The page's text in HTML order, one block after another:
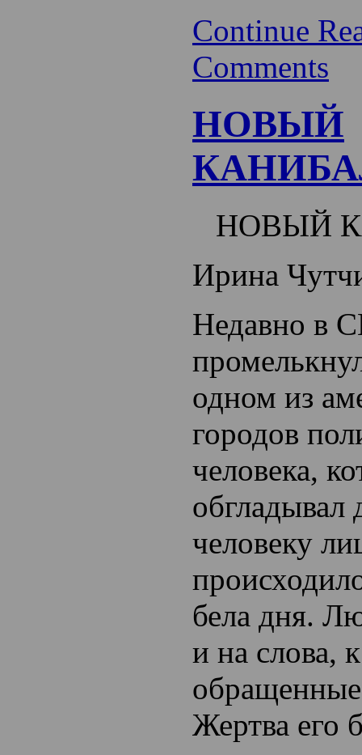
Continue
Comments
НОВЫЙ
НОВЫЙ
Ирина
Недавно в
одном из
городов
человека,
обгладывал
человеку
бела дня.
и на слова,
Жертва его